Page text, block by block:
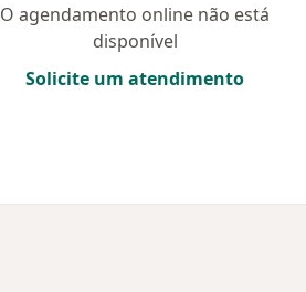
O agendamento online não está
disponível
Solicite um atendimento